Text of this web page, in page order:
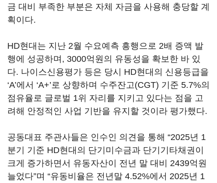
금 대비 부족한 부분은 자체 자금을 사용해 충당할 계
획이다.
HD현대는 지난 2월 수요예측 흥행으로 2배 증액 발
행에 성공하며, 3000억원의 유동성을 확보한 바 있
다. 나이스신용평가 등은 당시 HD현대의 신용등급을
‘A’에서 ‘A+’로 상향하며 수주잔고(CGT) 기준 5.7%의
점유율로 글로벌 1위 자리를 지키고 있다는 점을 고
려해 안정적인 사업 기반을 유지할 것이라 평가했다.
공동대표 주관사들은 인수인 의견을 통해 “2025년 1
분기 기준 HD현대의 단기미수금과 단기기타채권이
크게 증가하면서 유동자산이 전년 말 대비 2439억원
늘었다”며 “유동비율은 전년말 4.52%에서 2025년 1